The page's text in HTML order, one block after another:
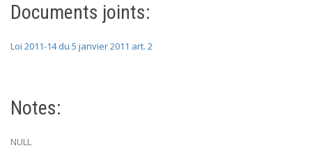
Documents joints:
Loi 2011-14 du 5 janvier 2011 art. 2
Notes:
NULL